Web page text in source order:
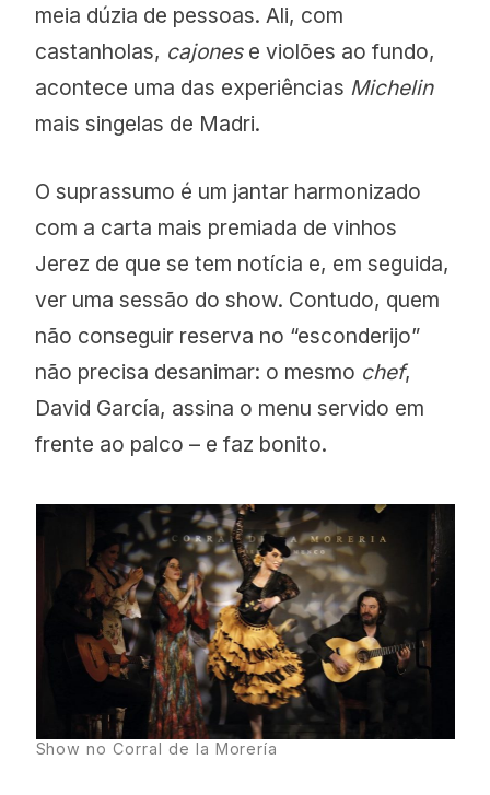
meia dúzia de pessoas. Ali, com
castanholas, cajonese violões ao fundo,
acontece uma das experiências Michelin
mais singelas de Madri.
O suprassumo é um jantar harmonizado
com a carta mais premiada de vinhos
Jerez de que se tem notícia e, em seguida,
ver uma sessão do show. Contudo, quem
não conseguir reserva no “esconderijo”
não precisa desanimar: o mesmo chef,
David García, assina o menu servido em
frente ao palco – e faz bonito.
Show no Corral de la Morería